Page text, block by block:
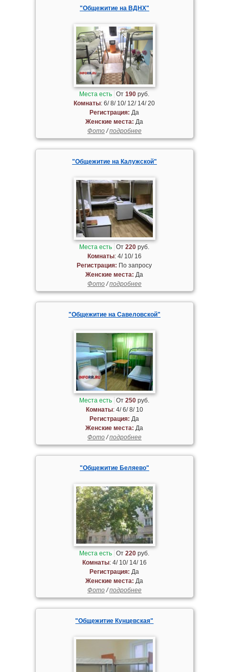
"Общежитие на ВДНХ"
Места есть От190 руб.
Комнаты: 6/ 8/ 10/ 12/ 14/ 20
Регистрация: Да
Женские места: Да
Фото/подробнее
"Общежитие на Калужской"
Места есть От220 руб.
Комнаты: 4/ 10/ 16
Регистрация: По запросу
Женские места: Да
Фото/подробнее
"Общежитие на Савеловской"
Места есть От250 руб.
Комнаты: 4/ 6/ 8/ 10
Регистрация: Да
Женские места: Да
Фото/подробнее
"Общежитие Беляево"
Места есть От220 руб.
Комнаты: 4/ 10/ 14/ 16
Регистрация: Да
Женские места: Да
Фото/подробнее
"Общежитие Кунцевская"